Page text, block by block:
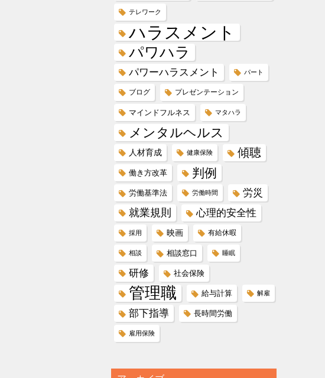
テレワーク
ハラスメント
パワハラ
パワーハラスメント パート
ブログ プレゼンテーション
マインドフルネス マタハラ
メンタルヘルス
人材育成 健康保険 傾聴
働き方改革 判例
労働基準法 労働時間 労災
就業規則 心理的安全性
採用 映画 有給休暇
相談 相談窓口 睡眠
研修 社会保険
管理職 給与計算 解雇
部下指導 長時間労働
雇用保険